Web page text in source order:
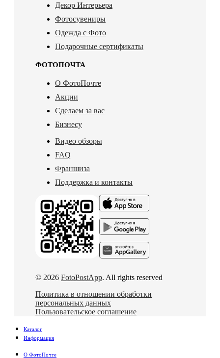
Декор Интерьера
Фотосувениры
Одежда с Фото
Подарочные сертификаты
ФОТОПОЧТА
О ФотоПочте
Акции
Сделаем за вас
Бизнесу
Видео обзоры
FAQ
Франшиза
Поддержка и контакты
© 2026 FotoPostApp. All rights reserved
Политика в отношении обработки
персональных данных
Пользовательское соглашение
Каталог
Информация
О ФотоПочте